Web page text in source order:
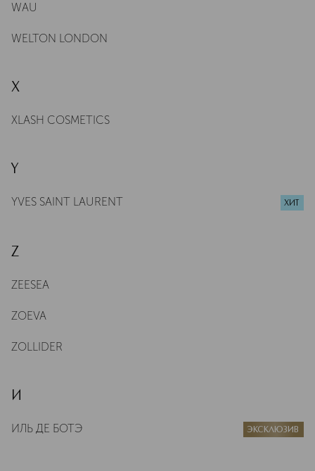
WAU
WELTON LONDON
X
XLASH COSMETICS
Y
YVES SAINT LAURENT ХИТ
Z
ZEESEA
ZOEVA
ZOLLIDER
И
ИЛЬ ДЕ БОТЭ ЭКСКЛЮЗИВ